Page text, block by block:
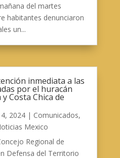
del martes
habitantes denunciaron
un...
inmediata a las
por el huracán
Costa Chica de
2024| Comunicados,
Mexico
Regional de
Defensa del Territorio